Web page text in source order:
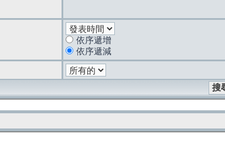
依序遞增
依序遞減